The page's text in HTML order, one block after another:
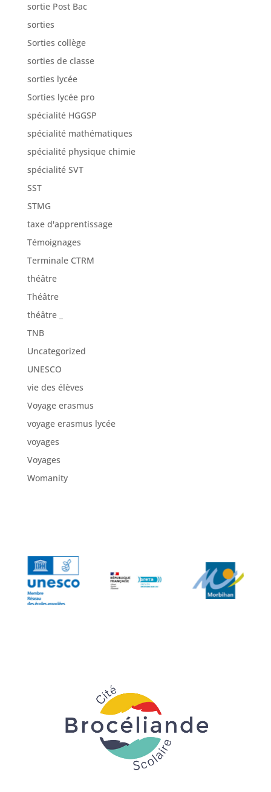
sortie Post Bac
sorties
Sorties collège
sorties de classe
sorties lycée
Sorties lycée pro
spécialité HGGSP
spécialité mathématiques
spécialité physique chimie
spécialité SVT
SST
STMG
taxe d'apprentissage
Témoignages
Terminale CTRM
théâtre
Théâtre
théâtre _
TNB
Uncategorized
UNESCO
vie des élèves
Voyage erasmus
voyage erasmus lycée
voyages
Voyages
Womanity